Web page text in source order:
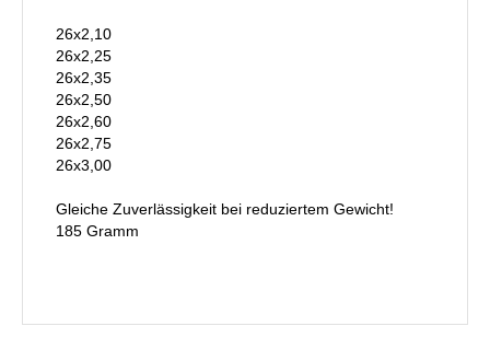
26x2,10
26x2,25
26x2,35
26x2,50
26x2,60
26x2,75
26x3,00
Gleiche Zuverlässigkeit bei reduziertem Gewicht!
185 Gramm